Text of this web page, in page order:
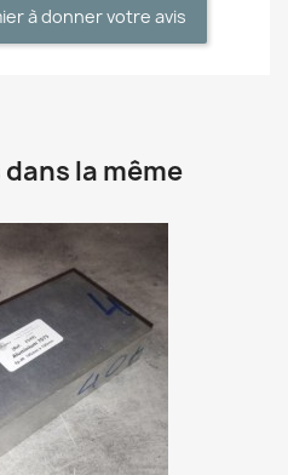
à donner votre avis
la même